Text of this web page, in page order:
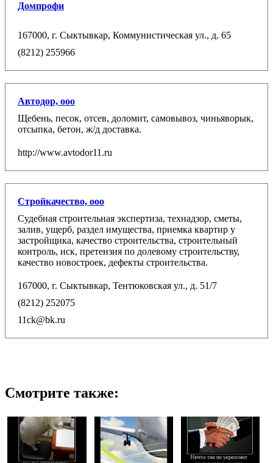
Домпрофи
167000, г. Сыктывкар, Коммунистическая ул., д. 65
(8212) 255966
Автодор, ооо
Щебень, песок, отсев, доломит, самовывоз, чиньяворык,
отсыпка, бетон, ж/д доставка.
http://www.avtodor11.ru
Стройкачество, ооо
Судебная строительная экспертиза, технадзор, сметы,
залив, ущерб, раздел имущества, приемка квартир у
застройщика, качество строительства, строительный
контроль, иск, претензия по долевому строительству,
качество новостроек, дефекты строительства.
167000, г. Сыктывкар, Тентюковская ул., д. 51/7
(8212) 252075
11ck@bk.ru
Смотрите также: